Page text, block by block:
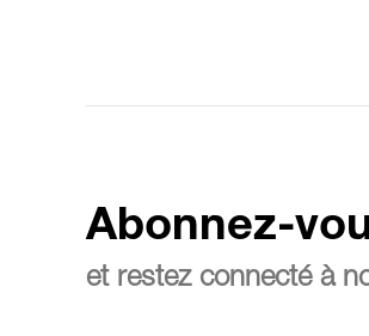
Abonnez-
et restez connecté à